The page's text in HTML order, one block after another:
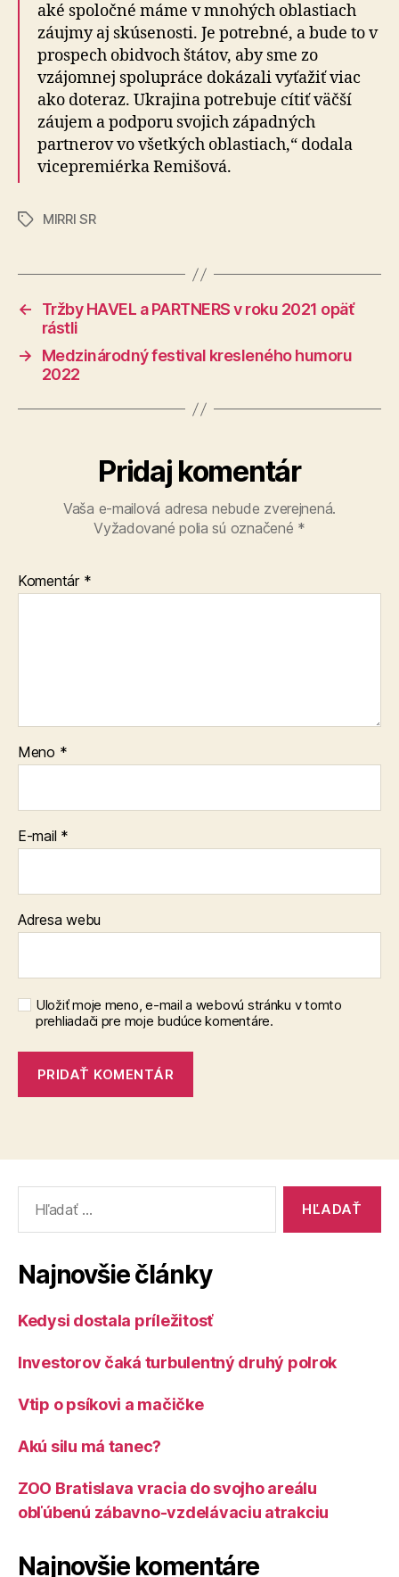
aké spoločné máme v mnohých oblastiach
záujmy aj skúsenosti. Je potrebné, a bude to v
prospech obidvoch štátov, aby sme zo
vzájomnej spolupráce dokázali vyťažiť viac
ako doteraz. Ukrajina potrebuje cítiť väčší
záujem a podporu svojich západných
partnerov vo všetkých oblastiach,“ dodala
vicepremiérka Remišová.
ZnačkyMIRRI SR
←
Tržby HAVEL a PARTNERS v roku 2021 opäť
rástli
→
Medzinárodný festival kresleného humoru
2022
Pridaj komentár
Vaša e-mailová adresa nebude zverejnená.
Vyžadované polia sú označené *
Komentár *
Meno *
E-mail *
Adresa webu
Uložiť moje meno, e-mail a webovú stránku v tomto
prehliadači pre moje budúce komentáre.
Najnovšie články
Kedysi dostala príležitosť
Investorov čaká turbulentný druhý polrok
Vtip o psíkovi a mačičke
Akú silu má tanec?
ZOO Bratislava vracia do svojho areálu
obľúbenú zábavno-vzdelávaciu atrakciu
Najnovšie komentáre